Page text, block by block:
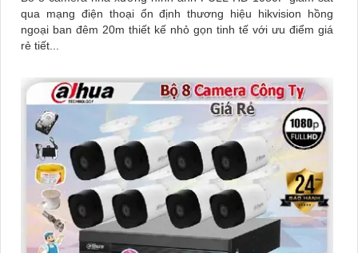
qua mạng điện thoại ổn định thương hiệu hikvision hồng
ngoại ban đêm 20m thiết kế nhỏ gọn tinh tế với ưu điểm giá
rẻ tiết...